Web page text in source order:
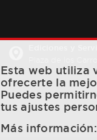
Esta web utiliza
ofrecerte la
Puedes
tus ajustes
Más información: